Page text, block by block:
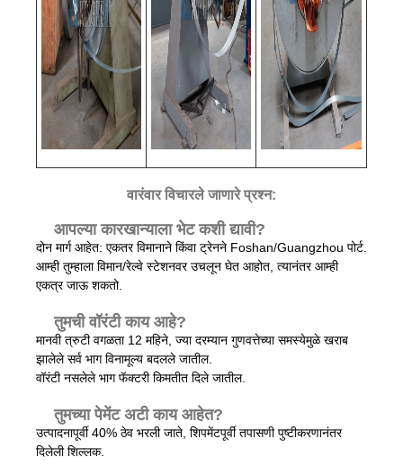
वारंवार विचारले जाणारे प्रश्न:
आपल्या कारखान्याला भेट कशी द्यावी?
दोन मार्ग आहेत: एकतर विमानाने किंवा ट्रेनने Foshan/Guangzhou पोर्ट.
आम्ही तुम्हाला विमान/रेल्वे स्टेशनवर उचलून घेत आहोत, त्यानंतर आम्ही
एकत्र जाऊ शकतो.
तुमची वॉरंटी काय आहे?
मानवी त्रुटी वगळता 12 महिने, ज्या दरम्यान गुणवत्तेच्या समस्येमुळे खराब
झालेले सर्व भाग विनामूल्य बदलले जातील.
वॉरंटी नसलेले भाग फॅक्टरी किमतीत दिले जातील.
तुमच्या पेमेंट अटी काय आहेत?
उत्पादनापूर्वी 40% ठेव भरली जाते, शिपमेंटपूर्वी तपासणी पुष्टीकरणानंतर
दिलेली शिल्लक.